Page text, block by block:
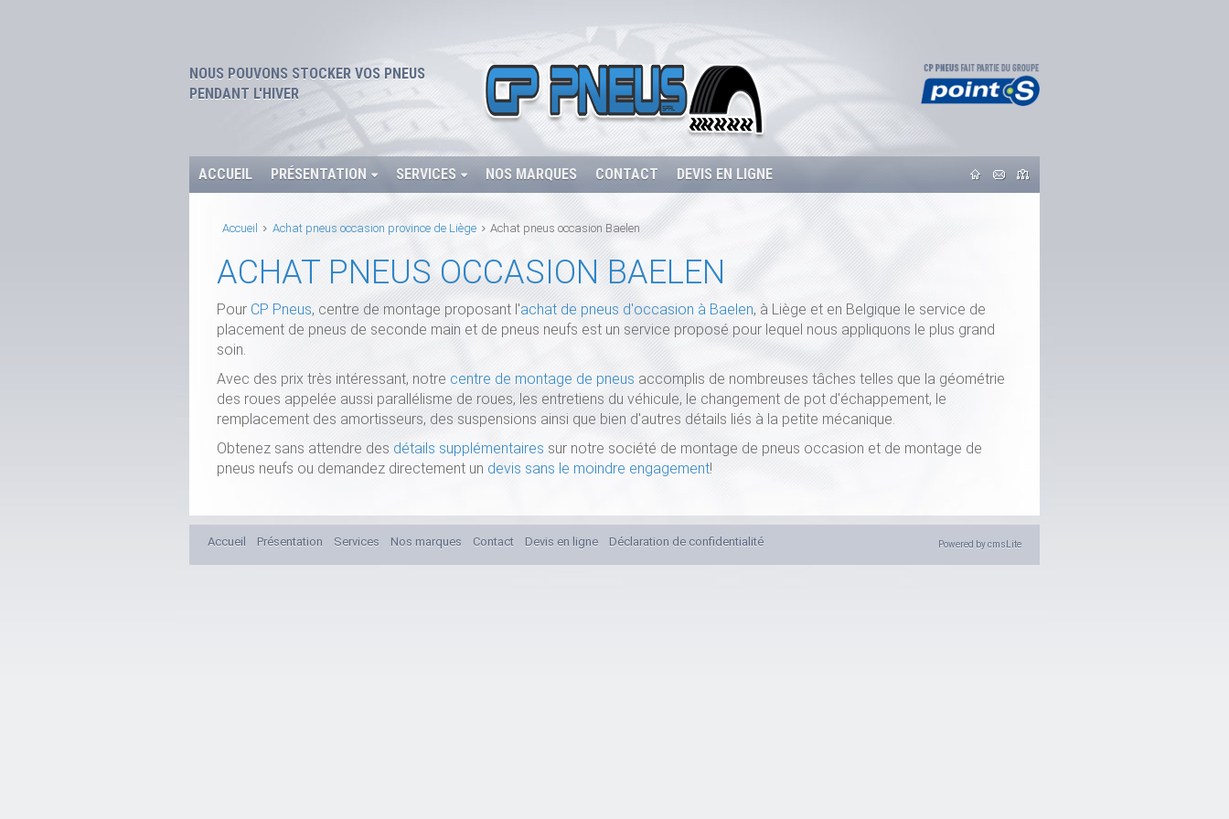
NOUS POUVONS STOCKER VOS PNEUS
PENDANT L'HIVER
ACCUEIL PRÉSENTATION SERVICES NOS MARQUES CONTACT DEVIS EN LIGNE
Accueil Achat pneus occasion province de Liège Achat pneus occasion Baelen
ACHAT PNEUS OCCASION BAELEN
Pour CP Pneus, centre de montage proposant l'achat de pneus d'occasion à Baelen, à Liège et en Belgique le service de
placement de pneus de seconde main et de pneus neufs est un service proposé pour lequel nous appliquons le plus grand
soin.
Avec des prix très intéressant, notre centre de montage de pneus accomplis de nombreuses tâches telles que la géométrie
des roues appelée aussi parallélisme de roues, les entretiens du véhicule, le changement de pot d'échappement, le
remplacement des amortisseurs, des suspensions ainsi que bien d'autres détails liés à la petite mécanique.
Obtenez sans attendre des détails supplémentaires sur notre société de montage de pneus occasion et de montage de
pneus neufs ou demandez directement un devis sans le moindre engagement!
Accueil Présentation Services Nos marques Contact Devis en ligne Déclaration de confidentialité Powered by cmsLite